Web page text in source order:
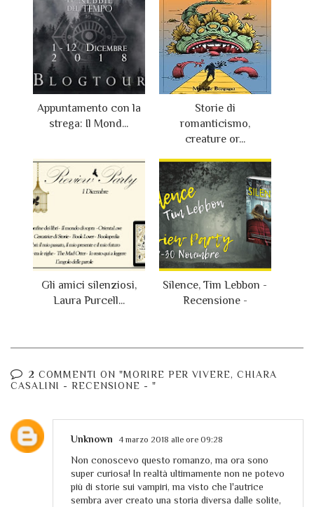
Appuntamento con la
strega: Il Mond...
Storie di
romanticismo,
creature or...
Gli amici silenziosi,
Laura Purcell...
Silence, Tim Lebbon -
Recensione -
2 COMMENTI ON "MORIRE PER VIVERE, CHIARA
CASALINI - RECENSIONE - "
Unknown 4 marzo 2018 alle ore 09:28
Non conoscevo questo romanzo, ma ora sono
super curiosa! In realtà ultimamente non ne potevo
più di storie sui vampiri, ma visto che l'autrice
sembra aver creato una storia diversa dalle solite,